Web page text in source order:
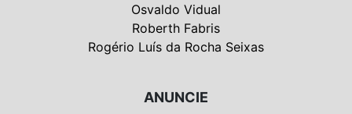
Osvaldo Vidual
Roberth Fabris
Rogério Luís da Rocha Seixas
ANUNCIE